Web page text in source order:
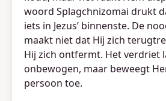
woord Splagchnizomai drukt
iets in Jezus’ binnenste. De
maakt niet dat Hij zich
Hij zich ontfermt. Het verdriet
onbewogen, maar beweegt
persoon toe.